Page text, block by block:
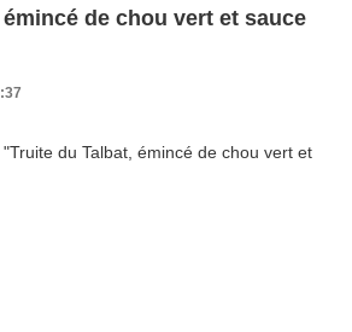
de chou vert et sauce